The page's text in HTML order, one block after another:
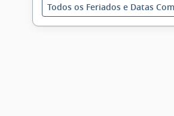
Todos os Feriados e Datas